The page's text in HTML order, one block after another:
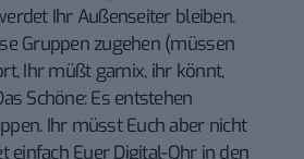
Ihr Außenseiter bleiben.
Gruppen zugehen (müssen
Ihr müßt garnix, ihr könnt,
Schöne: Es entstehen
Ihr müsst Euch aber nicht
einfach Euer Digital-Ohr in den